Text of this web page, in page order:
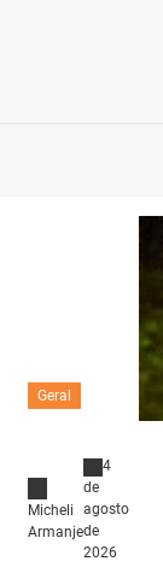
Geral
Micheli
Armanje
4
de
agosto
de
2026